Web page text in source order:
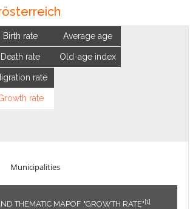
Birth rate
Death rate
rate
rate
Average age
Old-age index
Municipalities
THEMATIC MAPOF "GROWTH RATE"[1]